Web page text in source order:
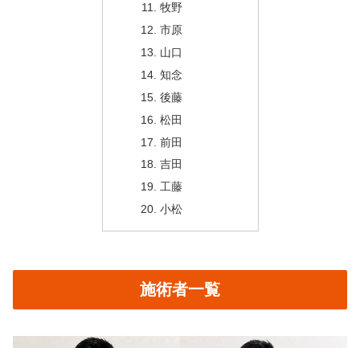
牧野
市原
山口
知念
後藤
松田
前田
吉田
工藤
小松
施術者一覧